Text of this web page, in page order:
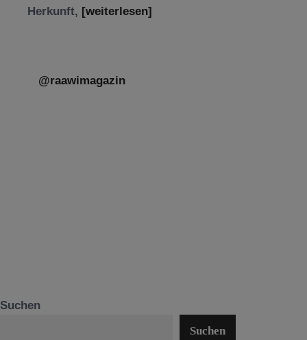
Herkunft, [weiterlesen]
@raawimagazin
Suchen
Suchen